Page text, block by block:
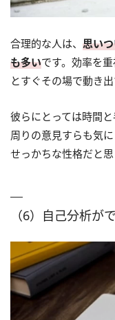
合理的な人は、 思い
も多いです。効率を
とすぐその場で動き出
彼らにとっては時間
周りの意見すらも気
せっかちな性格だと思
（6）自己分析が